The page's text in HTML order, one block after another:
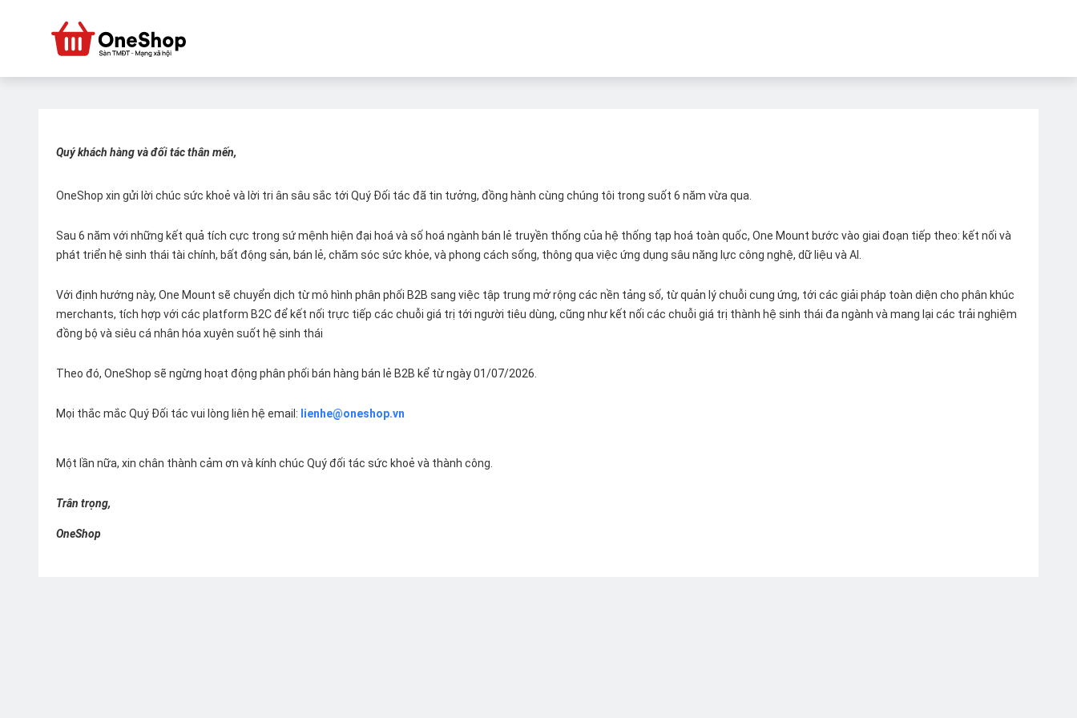
Quý khách hàng và đối tác thân mến,
OneShop xin gửi lời chúc sức khoẻ và lời tri ân sâu sắc tới Quý Đối tác đã tin tưởng, đồng hành cùng chúng tôi trong suốt 6 năm vừa qua.
Sau 6 năm với những kết quả tích cực trong sứ mệnh hiện đại hoá và số hoá ngành bán lẻ truyền thống của hệ thống tạp hoá toàn quốc, One Mount bước vào giai đoạn tiếp theo: kết nối và
phát triển hệ sinh thái tài chính, bất động sản, bán lẻ, chăm sóc sức khỏe, và phong cách sống, thông qua việc ứng dụng sâu năng lực công nghệ, dữ liệu và AI.
Với định hướng này, One Mount sẽ chuyển dịch từ mô hình phân phối B2B sang việc tập trung mở rộng các nền tảng số, từ quản lý chuỗi cung ứng, tới các giải pháp toàn diện cho phân khúc
merchants, tích hợp với các platform B2C để kết nối trực tiếp các chuỗi giá trị tới người tiêu dùng, cũng như kết nối các chuỗi giá trị thành hệ sinh thái đa ngành và mang lại các trải nghiệm
đồng bộ và siêu cá nhân hóa xuyên suốt hệ sinh thái
Theo đó, OneShop sẽ ngừng hoạt động phân phối bán hàng bán lẻ B2B kể từ ngày 01/07/2026.
Mọi thắc mắc Quý Đối tác vui lòng liên hệ email: lienhe@oneshop.vn
Một lần nữa, xin chân thành cảm ơn và kính chúc Quý đối tác sức khoẻ và thành công.
Trân trọng,
OneShop